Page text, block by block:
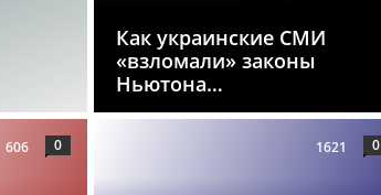
Как украинские СМИ
«взломали» законы
Ньютона…
606 0 1621 0